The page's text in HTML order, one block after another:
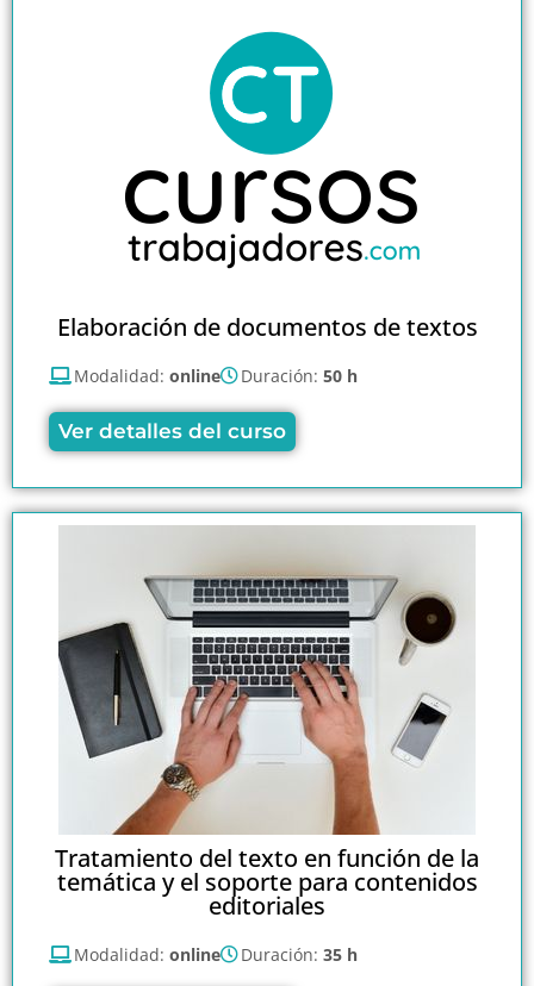
Elaboración de documentos de textos
Modalidad: online Duración: 50 h
Ver detalles del curso
Tratamiento del texto en función de la
temática y el soporte para contenidos
editoriales
Modalidad: online Duración: 35 h